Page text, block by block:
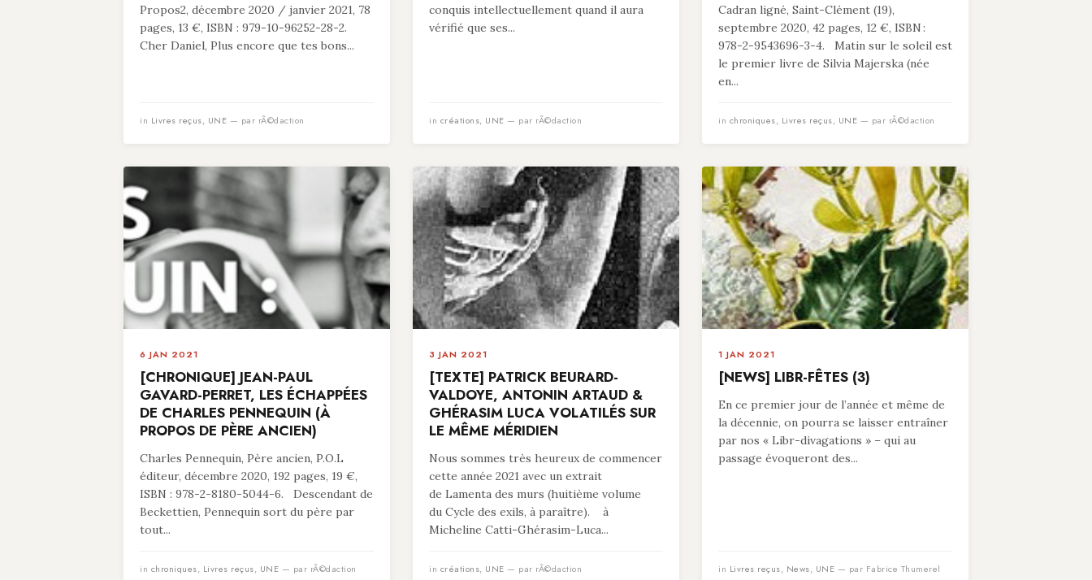
Propos2, décembre 2020 / janvier 2021, 78
pages, 13 €, ISBN : 979-10-96252-28-2.
Cher Daniel, Plus encore que tes bons...
in Livres reçus, UNE — par rÃ©daction
conquis intellectuellement quand il aura
vérifié que ses...
in créations, UNE — par rÃ©daction
Cadran ligné, Saint-Clément (19),
septembre 2020, 42 pages, 12 €, ISBN :
978-2-9543696-3-4. Matin sur le soleil est
le premier livre de Silvia Majerska (née
en...
in chroniques, Livres reçus, UNE — par rÃ©daction
6 JAN 2021
[CHRONIQUE] JEAN-PAUL
GAVARD-PERRET, LES ÉCHAPPÉES
DE CHARLES PENNEQUIN (À
PROPOS DE PÈRE ANCIEN)
Charles Pennequin, Père ancien, P.O.L
éditeur, décembre 2020, 192 pages, 19 €,
ISBN : 978-2-8180-5044-6. Descendant de
Beckettien, Pennequin sort du père par
tout...
in chroniques, Livres reçus, UNE — par rÃ©daction
3 JAN 2021
[TEXTE] PATRICK BEURARD-
VALDOYE, ANTONIN ARTAUD &
GHÉRASIM LUCA VOLATILÉS SUR
LE MÊME MÉRIDIEN
Nous sommes très heureux de commencer
cette année 2021 avec un extrait
de Lamenta des murs (huitième volume
du Cycle des exils, à paraître). à
Micheline Catti-Ghérasim-Luca...
in créations, UNE — par rÃ©daction
1 JAN 2021
[NEWS] LIBR-FÊTES (3)
En ce premier jour de l’année et même de
la décennie, on pourra se laisser entraîner
par nos « Libr-divagations » – qui au
passage évoqueront des...
in Livres reçus, News, UNE — par Fabrice Thumerel